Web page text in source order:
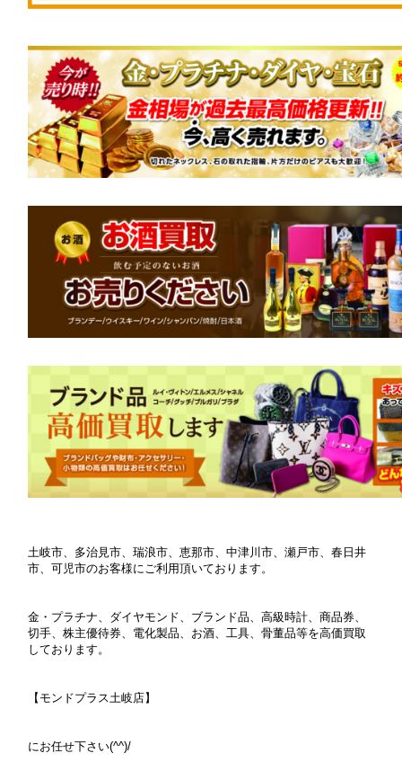
土岐市、多治見市、瑞浪市、恵那市、中津川市、瀬戸市、春日井
市、可児市のお客様にご利用頂いております。
金・プラチナ、ダイヤモンド、ブランド品、高級時計、商品券、
切手、株主優待券、電化製品、お酒、工具、骨董品等を高価買取
しております。
【モンドプラス土岐店】
にお任せ下さい(^^)/